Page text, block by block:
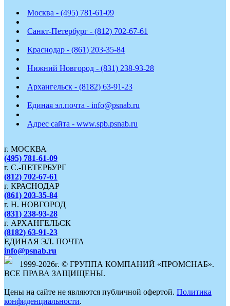
Москва - (495) 781-61-09
Санкт-Петербург - (812) 702-67-61
Краснодар - (861) 203-35-84
Нижний Новгород - (831) 238-93-28
Архангельск - (8182) 63-91-23
Единая эл.почта - info@psnab.ru
Адрес сайта - www.spb.psnab.ru
г. МОСКВА
(495) 781-61-09
г. С.-ПЕТЕРБУРГ
(812) 702-67-61
г. КРАСНОДАР
(861) 203-35-84
г. Н. НОВГОРОД
(831) 238-93-28
г. АРХАНГЕЛЬСК
(8182) 63-91-23
ЕДИНАЯ ЭЛ. ПОЧТА
info@psnab.ru
1999-2026г. © ГРУППА КОМПАНИЙ «ПРОМСНАБ».
ВСЕ ПРАВА ЗАЩИЩЕНЫ.
Цены на сайте не являются публичной офертой. Политика
конфиденциальности.